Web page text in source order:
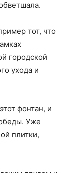
тот, что
городской
ухода и
фонтан, и
Уже
плитки,